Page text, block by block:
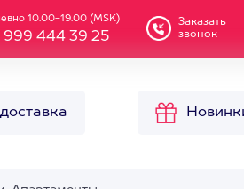
10.00-19.00 (MSK)
999 444 39 25
Заказать
звонок